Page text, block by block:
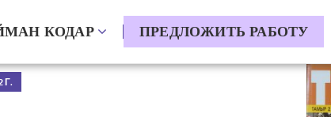
КОДАР ПРЕДЛОЖИТЬ РАБОТУ
Г.